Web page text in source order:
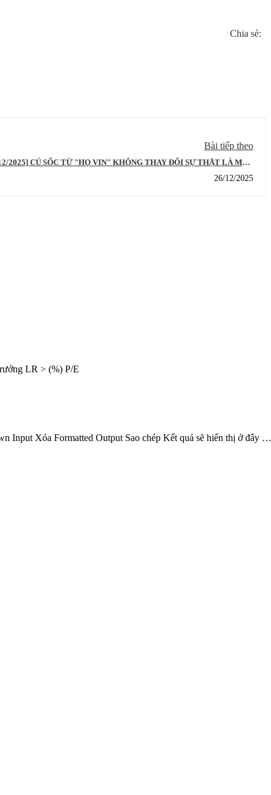
Chia sẻ:
Bài tiếp theo
2025] CÚ SỐC TỪ "HỌ VIN" KHÔNG THAY ĐỔI SỰ THẬT LÀ MẶT
26/12/2025
LR > (%) P/E
Input Xóa Formatted Output Sao chép Kết quả sẽ hiển thị ở đây …